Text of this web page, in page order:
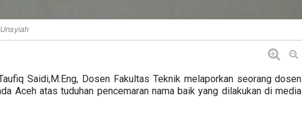
Saidi,M.Eng, Dosen Fakultas Teknik melaporkan seorang dosen
Aceh atas tuduhan pencemaran nama baik yang dilakukan di media